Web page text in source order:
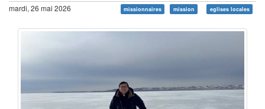
mardi, 26 mai 2026 missionnaires mission eglises locales